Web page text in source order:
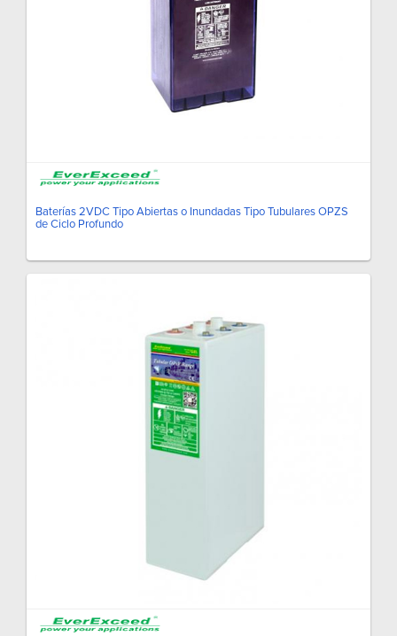
Baterías 2VDC Tipo Abiertas o Inundadas Tipo Tubulares OPZS
de Ciclo Profundo